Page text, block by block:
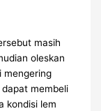
masih
oleskan
mengering
membeli
kondisi lem